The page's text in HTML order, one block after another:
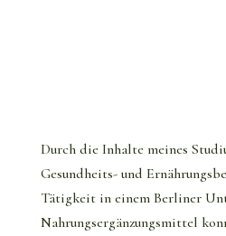
Durch die Inhalte meines
Gesundheits- und
Tätigkeit in einem Berliner
Nahrungsergänzungsmittel